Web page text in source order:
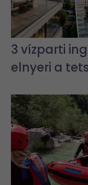
3 vízparti
elnyeri a